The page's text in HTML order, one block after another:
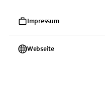
Impressum
Webseite